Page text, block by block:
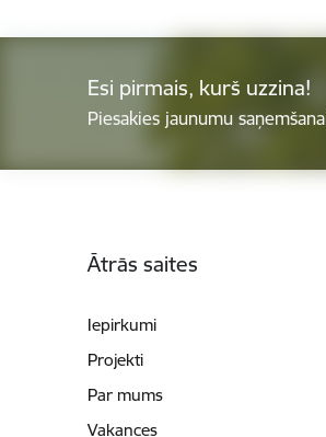
Esi pirmais, kurš uzzina!
Piesakies jaunumu
Ātrās saites
Iepirkumi
Projekti
Par mums
Vakances